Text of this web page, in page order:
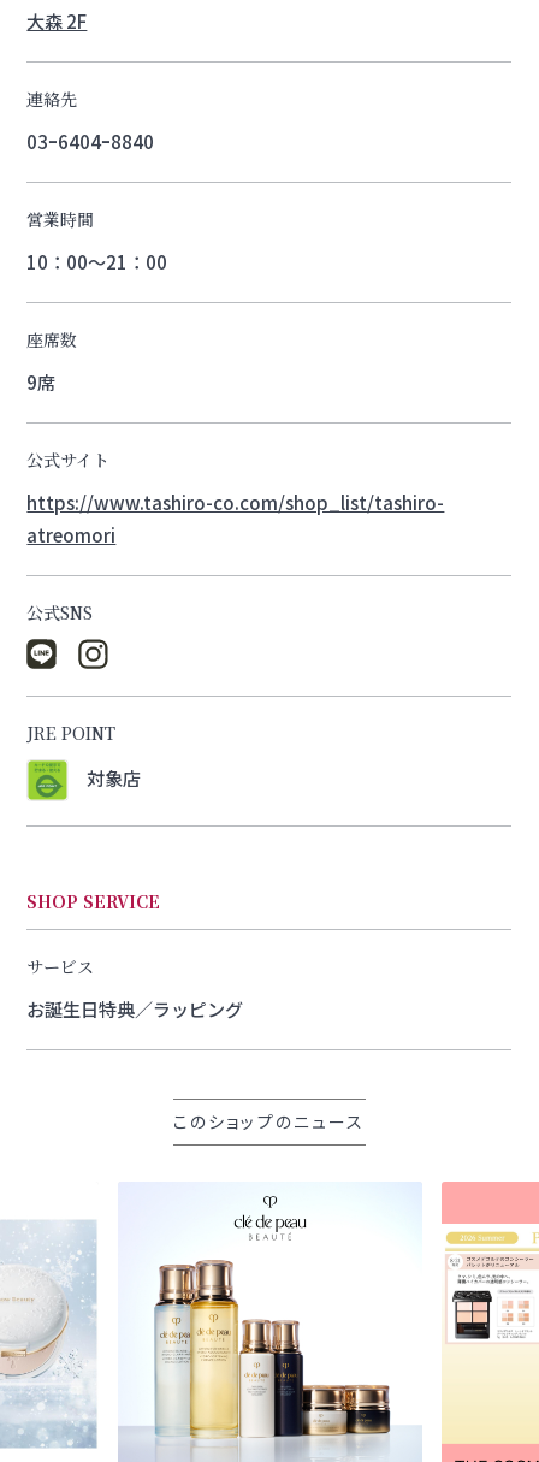
大森 2F
連絡先
03ｰ6404ｰ8840
営業時間
10：00～21：00
座席数
9席
公式サイト
https://www.tashiro-co.com/shop_list/tashiro-
atreomori
公式SNS
JRE POINT
対象店
SHOP SERVICE
サービス
お誕生日特典／ラッピング
このショップのニュース